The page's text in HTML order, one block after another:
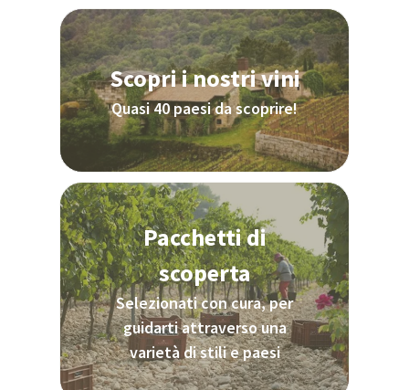
Scopri i nostri vini
Quasi 40 paesi da scoprire!
Pacchetti di
scoperta
Selezionati con cura, per
guidarti attraverso una
varietà di stili e paesi